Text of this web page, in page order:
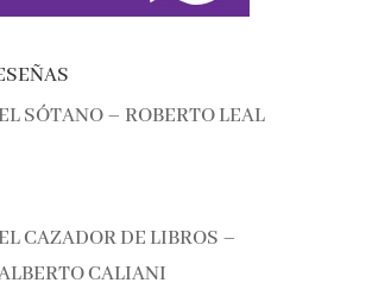
SÓTANO – ROBERTO LEAL
CAZADOR DE LIBROS –
CALIANI